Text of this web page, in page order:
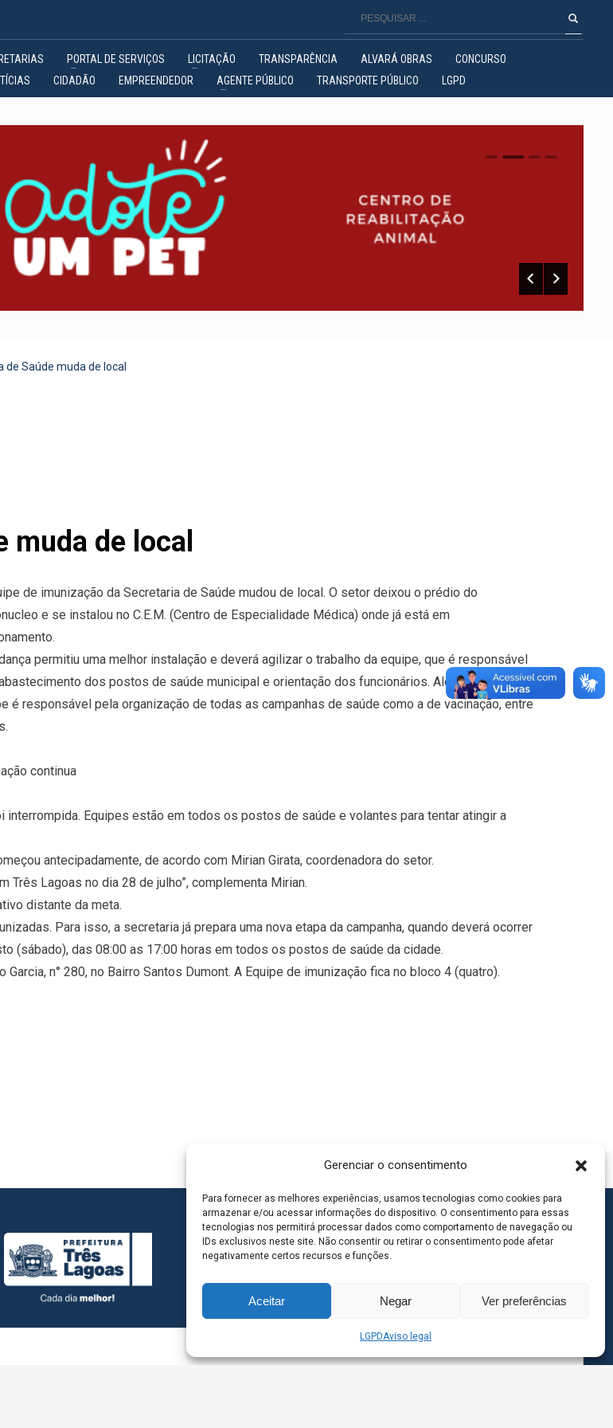
Gerenciar o consentimento
Para fornecer as melhores experiências, usamos tecnologias como cookies para
armazenar e/ou acessar informações do dispositivo. O consentimento para essas
tecnologias nos permitirá processar dados como comportamento de navegação ou
IDs exclusivos neste site. Não consentir ou retirar o consentimento pode afetar
negativamente certos recursos e funções.
Aceitar Negar Ver preferências
LGPDAviso legal
PORTAL DE SERVIÇOS LICITAÇÃO TRANSPARÊNCIA ALVARÁ OBRAS
CONCURSO
CIDADÃO EMPREENDEDOR AGENTE PÚBLICO TRANSPORTE PÚBLICO LGPD
0 1 2
de Saúde muda de local
muda de local
de imunização da Secretaria de Saúde mudou de local. O setor deixou o prédio do
e se instalou no C.E.M. (Centro de Especialidade Médica) onde já está em
permitiu uma melhor instalação e deverá agilizar o trabalho da equipe, que é responsável
dos postos de saúde municipal e orientação dos funcionários. Além disso, a
é responsável pela organização de todas as campanhas de saúde como a de vacinação, entre
continua
interrompida. Equipes estão em todos os postos de saúde e volantes para tentar atingir a
antecipadamente, de acordo com Mirian Girata, coordenadora do setor.
Três Lagoas no dia 28 de julho”, complementa Mirian.
distante da meta.
Para isso, a secretaria já prepara uma nova etapa da campanha, quando deverá ocorrer
(sábado), das 08:00 as 17:00 horas em todos os postos de saúde da cidade.
n° 280, no Bairro Santos Dumont. A Equipe de imunização fica no bloco 4 (quatro).